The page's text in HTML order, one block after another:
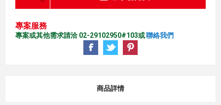
專案服務
專案或其他需求請洽 02-29102950#103或聯絡我們
商品詳情